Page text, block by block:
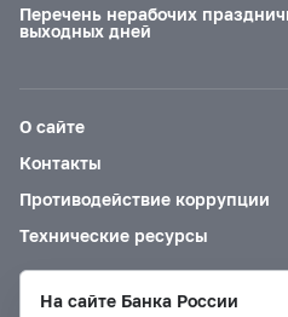
Перечень нерабочих
выходных дней
О сайте
Контакты
Противодействие коррупции
Технические ресурсы
На сайте Банка России